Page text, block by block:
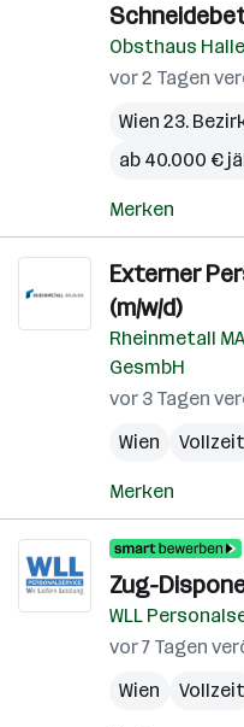
Obsthaus
vor 2 Tagen
Wien 23.
ab 40.000 €
Merken
Externer
(m/w/d)
Rheinmetall
GesmbH
vor 3 Tagen
Wien
Vollzeit
Merken
Zug-
WLL
vor 7 Tagen
Wien
Vollzeit